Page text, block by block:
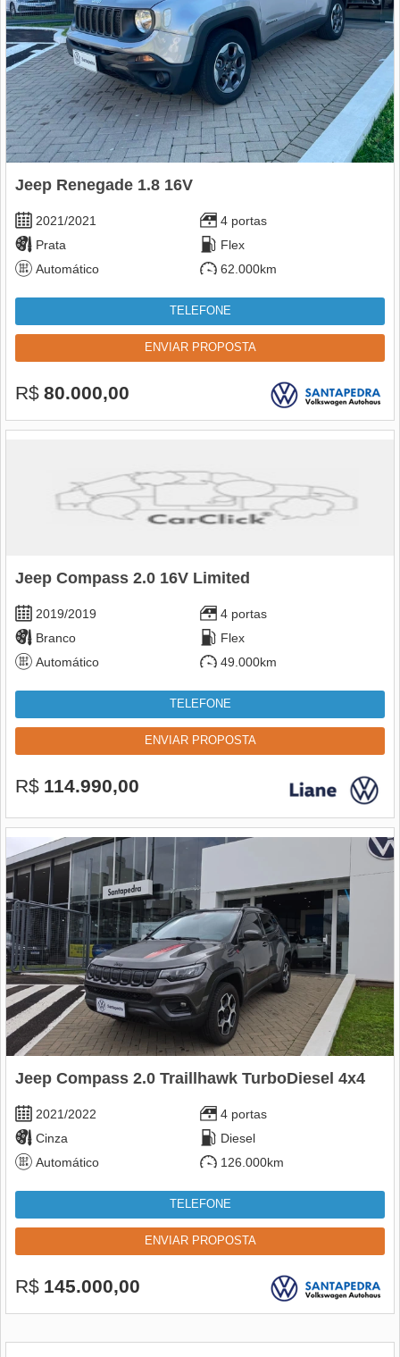
Jeep Renegade 1.8 16V
2021/2021
4 portas
Prata
Flex
Automático
62.000km
TELEFONE
ENVIAR PROPOSTA
R$ 80.000,00
Jeep Compass 2.0 16V Limited
2019/2019
4 portas
Branco
Flex
Automático
49.000km
TELEFONE
ENVIAR PROPOSTA
R$ 114.990,00
Jeep Compass 2.0 Traillhawk TurboDiesel 4x4
2021/2022
4 portas
Cinza
Diesel
Automático
126.000km
TELEFONE
ENVIAR PROPOSTA
R$ 145.000,00